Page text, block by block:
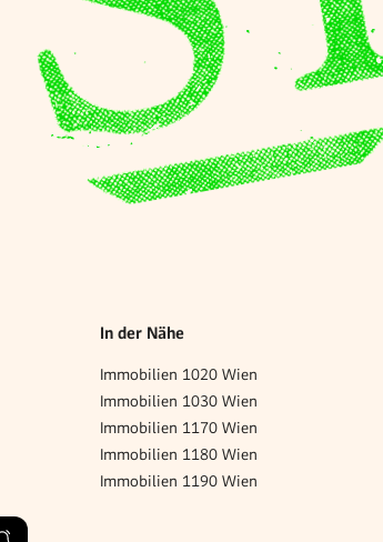
In der Nähe
Immobilien 1020 Wien
Immobilien 1030 Wien
Immobilien 1170 Wien
Immobilien 1180 Wien
Immobilien 1190 Wien